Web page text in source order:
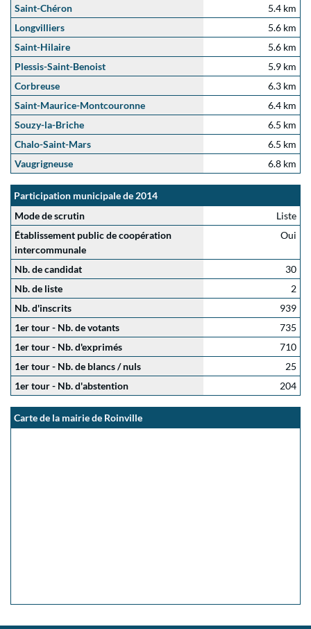
Saint-Chéron
5.4 km
Longvilliers
5.6 km
Saint-Hilaire
5.6 km
Plessis-Saint-Benoist
5.9 km
Corbreuse
6.3 km
Saint-Maurice-Montcouronne
6.4 km
Souzy-la-Briche
6.5 km
Chalo-Saint-Mars
6.5 km
Vaugrigneuse
6.8 km
Participation municipale de 2014
Mode de scrutin
Liste
Établissement public de coopération
intercommunale
Oui
Nb. de candidat
30
Nb. de liste
2
Nb. d'inscrits
939
1er tour - Nb. de votants
735
1er tour - Nb. d'exprimés
710
1er tour - Nb. de blancs / nuls
25
1er tour - Nb. d'abstention
204
Carte de la mairie de Roinville